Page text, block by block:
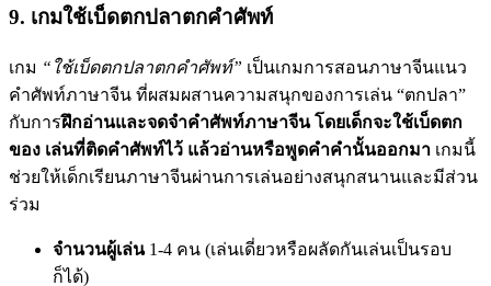
9. เกมใช้เบ็ดตกปลาตกคำศัพท์
เกม “ใช้เบ็ดตกปลาตกคำศัพท์” เป็นเกมการสอนภาษาจีนแนว
คำศัพท์ภาษาจีน ที่ผสมผสานความสนุกของการเล่น “ตกปลา”
กับการฝึกอ่านและจดจำคำศัพท์ภาษาจีน โดยเด็กจะใช้เบ็ดตก
ของ เล่นที่ติดคำศัพท์ไว้ แล้วอ่านหรือพูดคำคำนั้นออกมา เกมนี้
ช่วยให้เด็กเรียนภาษาจีนผ่านการเล่นอย่างสนุกสนานและมีส่วน
ร่วม
จำนวนผู้เล่น 1-4 คน (เล่นเดี่ยวหรือผลัดกันเล่นเป็นรอบ
ก็ได้)